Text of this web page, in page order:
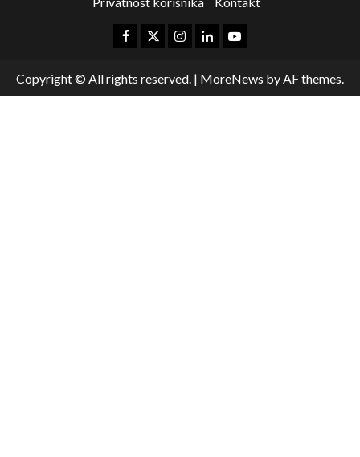
Copyright © All rights reserved. | MoreNews by AF themes.